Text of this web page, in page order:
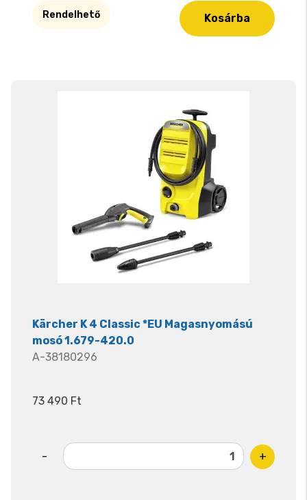
Rendelhető Kosárba
Kärcher K 4 Classic *EU Magasnyomású
mosó 1.679-420.0
A-38180296
73 490 Ft
- +